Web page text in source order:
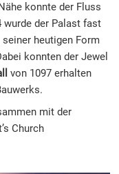
konnte der Fluss
wurde der Palast fast
heutigen Form
konnten der Jewel
von 1097 erhalten
mit der
Church